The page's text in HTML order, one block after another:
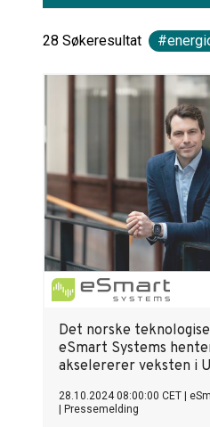
28 Søkeresultat
Det norske
eSmart Systems
akselererer veksten i
28.10.2024 08:00:00 CET
Pressemelding